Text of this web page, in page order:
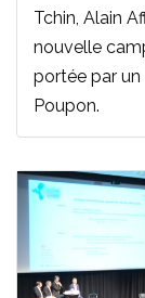
Tchin, Alain
nouvelle
portée par un
Poupon.